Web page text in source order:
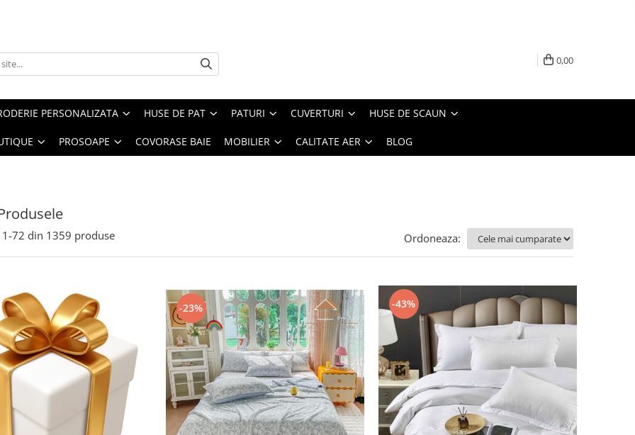
0,00
PERSONALIZATA HUSE DE PAT PATURI CUVERTURI HUSE DE SCAUN
PROSOAPE COVORASE BAIE MOBILIER CALITATE AER BLOG
1-72 din 1359 produse Ordoneaza:
-23% -43%